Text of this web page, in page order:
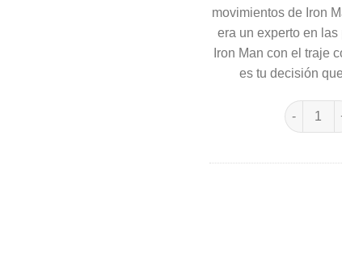
movimientos de Iron
era un experto en
Iron Man con el traje
es tu decisión
Figura